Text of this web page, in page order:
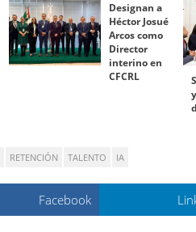
Designan a
Héctor Josué
Arcos como
Director
interino en
CFCRL
RETENCIÓN TALENTO IA
Facebook